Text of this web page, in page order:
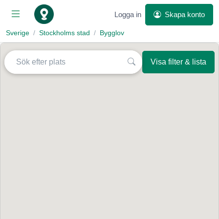
Logga in Skapa konto
Sverige Stockholms stad Bygglov
Visa filter & lista